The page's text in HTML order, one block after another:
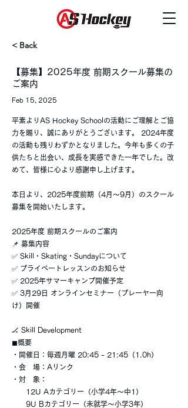
< Back
【募集】2025年度 前期スクール募集の
ご案内
Feb 15, 2025
平素よりAS Hockey Schoolの活動にご理解とご協
力を賜り、誠にありがとうございます。 2024年度
の活動も残りわずかとなりました。今年も多くの子
供たちと出会い、成長を実感できた一年でした。改
めて、皆様に心より感謝申し上げます。
本日より、2025年度前期（4月〜9月）のスクール
募集を開始いたします。
2025年度 前期スクールのご案内
📌 募集内容
✅ Skill・Skating・Sundayについて
✅ プライベートレッスンのお知らせ
✅ 2025年サマーキャンプ開催予定
✅ 3月29日 オンラインセミナー（プレーヤー向
け）開催
🏒 Skill Development
◼︎概要
・開催日：毎週月曜 20:45 - 21:45（1.0h）
・会 場：Aリンク
・対 象：
12U Aカテゴリー（小学4年〜中1）
9U Bカテゴリー（未就学〜小学3年）